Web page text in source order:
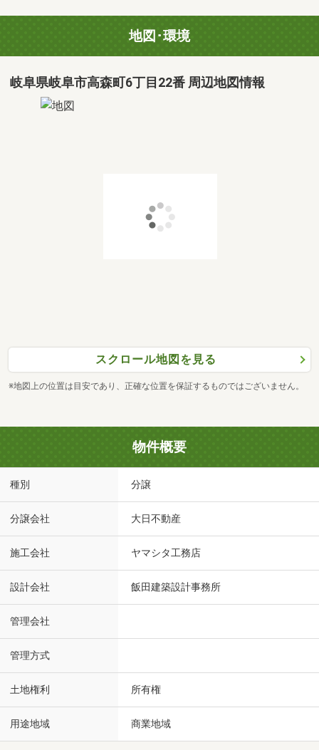
地図･環境
岐阜県岐阜市高森町6丁目22番 周辺地図情報
スクロール地図を見る
※地図上の位置は目安であり、正確な位置を保証するものではございません。
物件概要
種別 分譲
分譲会社 大日不動産
施工会社 ヤマシタ工務店
設計会社 飯田建築設計事務所
管理会社
管理方式
土地権利 所有権
用途地域 商業地域